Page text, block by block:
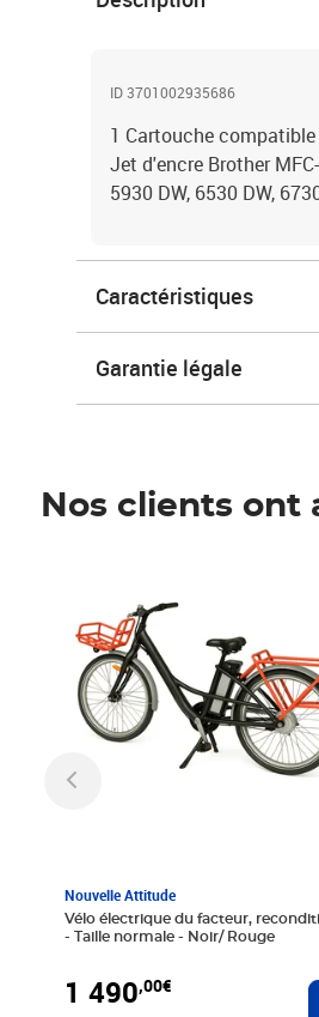
ID 3701002935686
1 Cartouche
Jet d'encre Brother
5930 DW, 6530 DW,
Caractéristiques
Garantie légale
Nos clients ont
Nouvelle Attitude
Vélo électrique du facteur,
- Taille normale - Noir/ Rouge
1 490,00€